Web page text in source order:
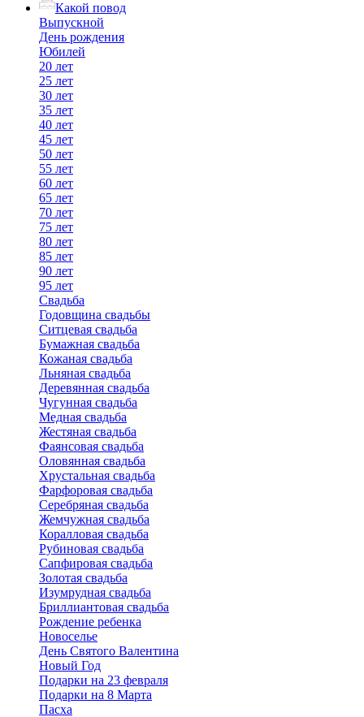
Какой повод
Выпускной
День рождения
Юбилей
20 лет
25 лет
30 лет
35 лет
40 лет
45 лет
50 лет
55 лет
60 лет
65 лет
70 лет
75 лет
80 лет
85 лет
90 лет
95 лет
Свадьба
Годовщина свадьбы
Ситцевая свадьба
Бумажная свадьба
Кожаная свадьба
Льняная свадьба
Деревянная свадьба
Чугунная свадьба
Медная свадьба
Жестяная свадьба
Фаянсовая свадьба
Оловянная свадьба
Хрустальная свадьба
Фарфоровая свадьба
Серебряная свадьба
Жемчужная свадьба
Коралловая свадьба
Рубиновая свадьба
Сапфировая свадьба
Золотая свадьба
Изумрудная свадьба
Бриллиантовая свадьба
Рождение ребенка
Новоселье
День Святого Валентина
Новый Год
Подарки на 23 февраля
Подарки на 8 Марта
Пасха